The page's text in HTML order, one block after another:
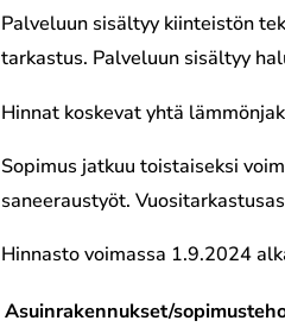
Palveluun sisältyy kiinteistön
tarkastus. Palveluun sisältyy
Hinnat koskevat yhtä
Sopimus jatkuu toistaiseksi
saneeraustyöt.
Hinnasto voimassa 1.9.2024
Asuinrakennukset/